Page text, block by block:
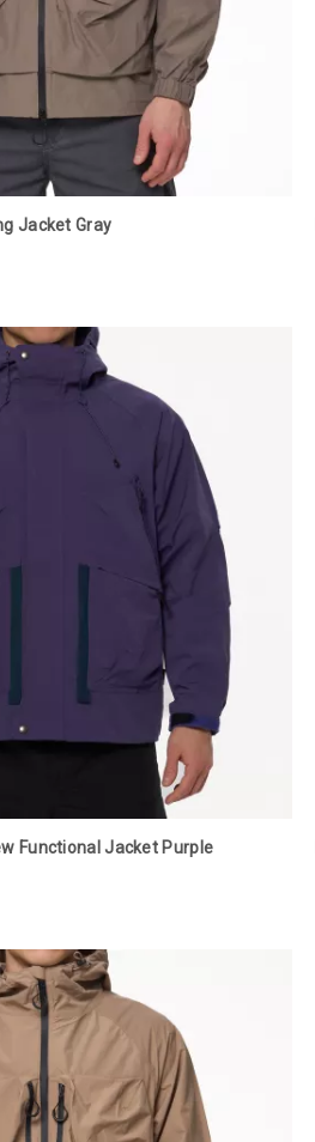
Jacket Gray
Functional Jacket Purple